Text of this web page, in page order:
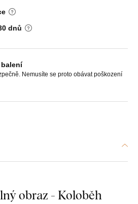
dnů
balení
Nemusíte se proto obávat poškození
obraz - Koloběh